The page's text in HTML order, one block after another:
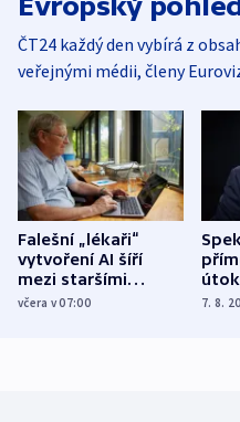
Evropský
ČT24 každý den vybírá z
veřejnými médii, členy
Falešní „lékaři“
vytvoření AI šíří
mezi staršími
Poláky nebezpečné
včera v 07:00
míní
7. 8.